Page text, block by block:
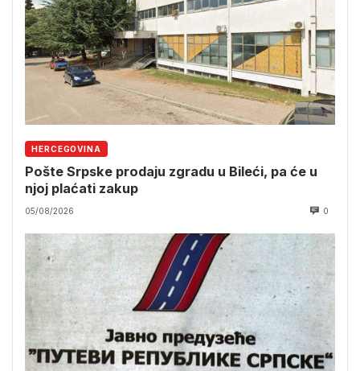
HERCEGOVINA
Pošte Srpske prodaju zgradu u Bileći, pa će u
njoj plaćati zakup
05/08/2026 0